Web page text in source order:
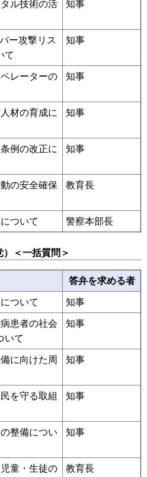
ル技術の活
知事
ー攻撃リス
て
知事
レーターの
知事
材の育成に
知事
例の改正に
知事
の安全確保
教育長
ついて 警察本部長
＜一括質問＞
答弁を求める者
ついて 知事
患者の社会
いて
知事
に向けた周
知事
を守る取組
知事
整備につい
知事
童・生徒の
教育長